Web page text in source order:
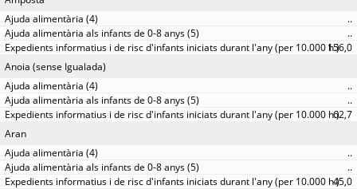
..
..
156,0
Anoia (sense Igualada)
..
..
62,7
Aran
..
..
45,0